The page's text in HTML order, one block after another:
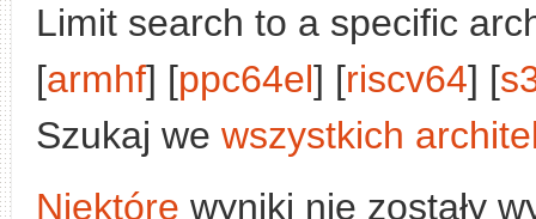
Limit search to a specific
[armhf] [ppc64el] [riscv64] [
Szukaj we wszystkich
Niektóre wyniki nie zostały